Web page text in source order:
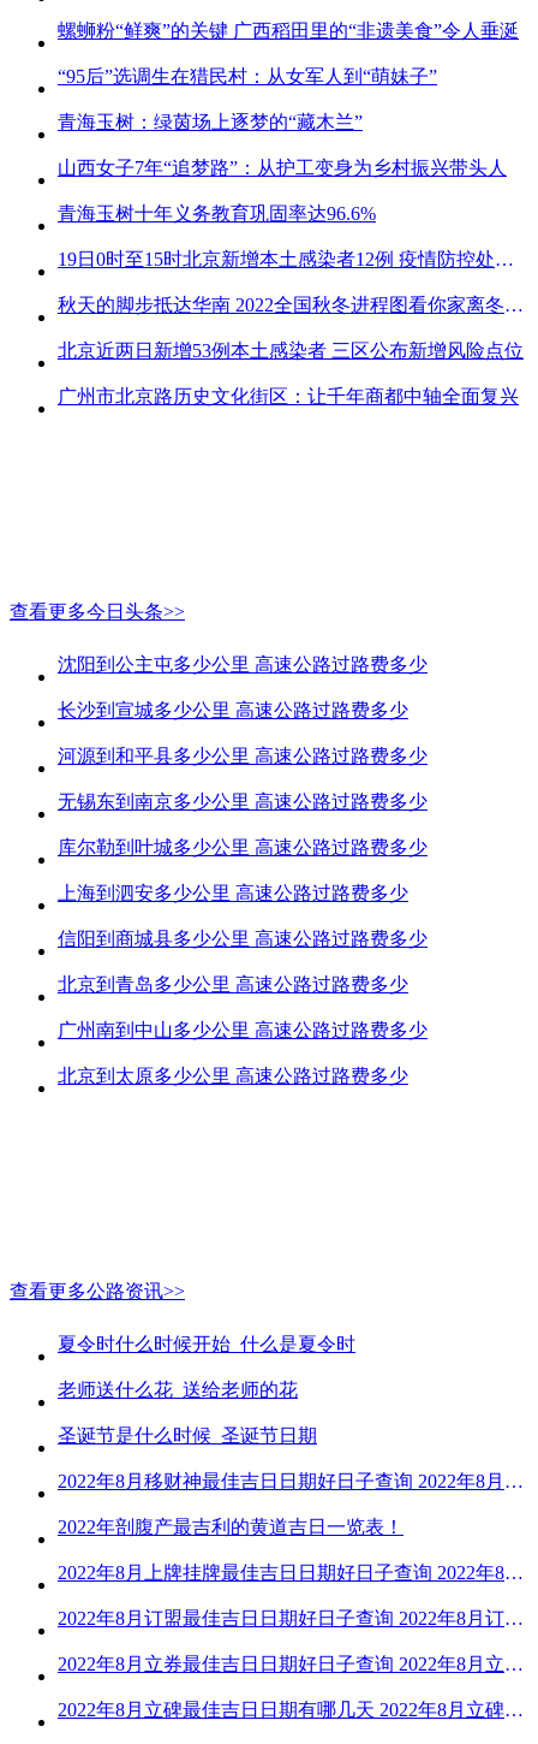
螺蛳粉“鲜爽”的关键 广西稻田里的“非遗美食”令人垂涎
“95后”选调生在猎民村：从女军人到“萌妹子”
青海玉树：绿茵场上逐梦的“藏木兰”
山西女子7年“追梦路”：从护工变身为乡村振兴带头人
青海玉树十年义务教育巩固率达96.6%
19日0时至15时北京新增本土感染者12例 疫情防控处关键时刻
秋天的脚步抵达华南 2022全国秋冬进程图看你家离冬天有多远
北京近两日新增53例本土感染者 三区公布新增风险点位
广州市北京路历史文化街区：让千年商都中轴全面复兴
查看更多今日头条>>
沈阳到公主屯多少公里 高速公路过路费多少
长沙到宣城多少公里 高速公路过路费多少
河源到和平县多少公里 高速公路过路费多少
无锡东到南京多少公里 高速公路过路费多少
库尔勒到叶城多少公里 高速公路过路费多少
上海到泗安多少公里 高速公路过路费多少
信阳到商城县多少公里 高速公路过路费多少
北京到青岛多少公里 高速公路过路费多少
广州南到中山多少公里 高速公路过路费多少
北京到太原多少公里 高速公路过路费多少
查看更多公路资讯>>
夏令时什么时候开始_什么是夏令时
老师送什么花_送给老师的花
圣诞节是什么时候_圣诞节日期
2022年8月移财神最佳吉日日期好日子查询 2022年8月移财神吉日一览
2022年剖腹产最吉利的黄道吉日一览表！
2022年8月上牌挂牌最佳吉日日期好日子查询 2022年8月上牌吉日精选
2022年8月订盟最佳吉日日期好日子查询 2022年8月订盟黄道吉日一览
2022年8月立券最佳吉日日期好日子查询 2022年8月立券的黄道吉日一览
2022年8月立碑最佳吉日日期有哪几天 2022年8月立碑吉日查询